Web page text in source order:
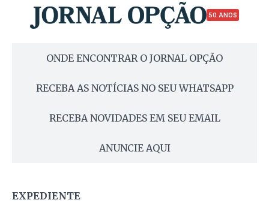
50 ANOS
ONDE ENCONTRAR O JORNAL OPÇÃO
RECEBA AS NOTÍCIAS NO SEU WHATSAPP
RECEBA NOVIDADES EM SEU EMAIL
ANUNCIE AQUI
EXPEDIENTE